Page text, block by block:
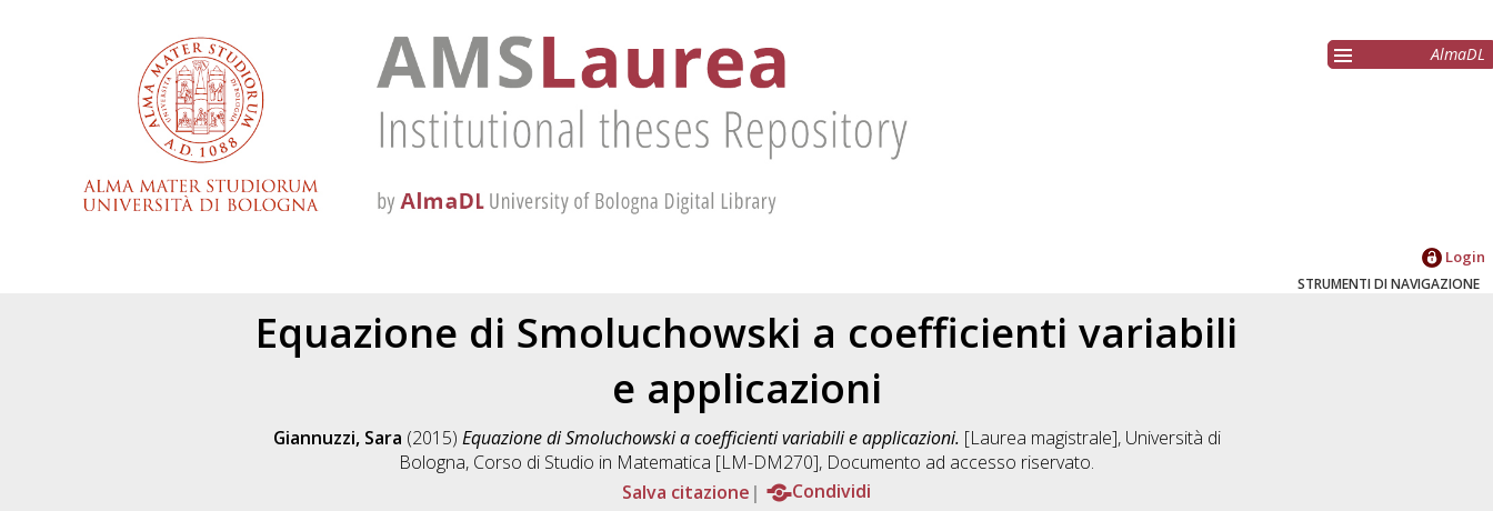
AlmaDL
Login
STRUMENTI DI NAVIGAZIONE
Equazione di Smoluchowski a coefficienti variabili
e applicazioni
Giannuzzi, Sara (2015) Equazione di Smoluchowski a coefficienti variabili e applicazioni. [Laurea magistrale], Università di
Bologna, Corso di Studio in Matematica [LM-DM270], Documento ad accesso riservato.
Salva citazione
Condividi